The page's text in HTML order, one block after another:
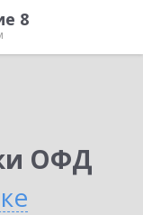
8
ОФД